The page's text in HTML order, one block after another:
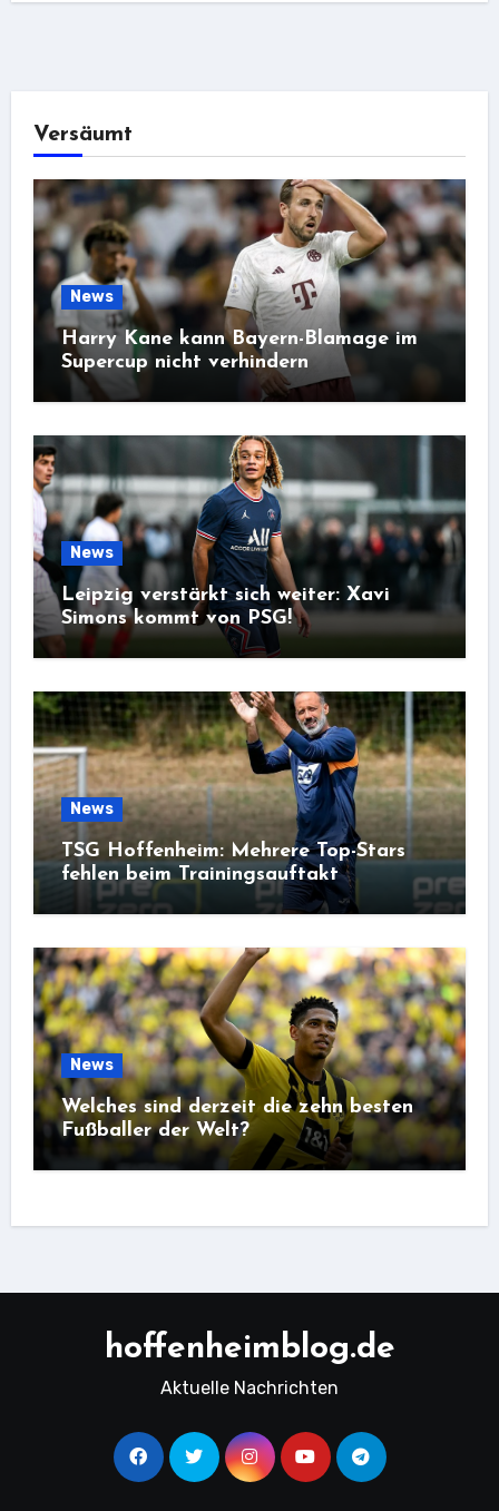
Versäumt
News
Harry Kane kann Bayern-Blamage im
Supercup nicht verhindern
News
Leipzig verstärkt sich weiter: Xavi
Simons kommt von PSG!
News
TSG Hoffenheim: Mehrere Top-Stars
fehlen beim Trainingsauftakt
News
Welches sind derzeit die zehn besten
Fußballer der Welt?
hoffenheimblog.de
Aktuelle Nachrichten